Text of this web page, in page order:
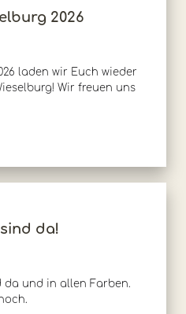
2026
laden wir Euch wieder
Wir freuen uns
da!
da und in allen Farben.